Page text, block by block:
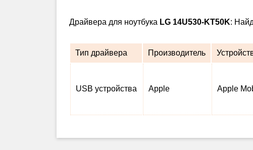
Драйвера для ноутбука LG 14U530-KT50K:
Тип драйвера Производитель
USB устройства Apple Apple